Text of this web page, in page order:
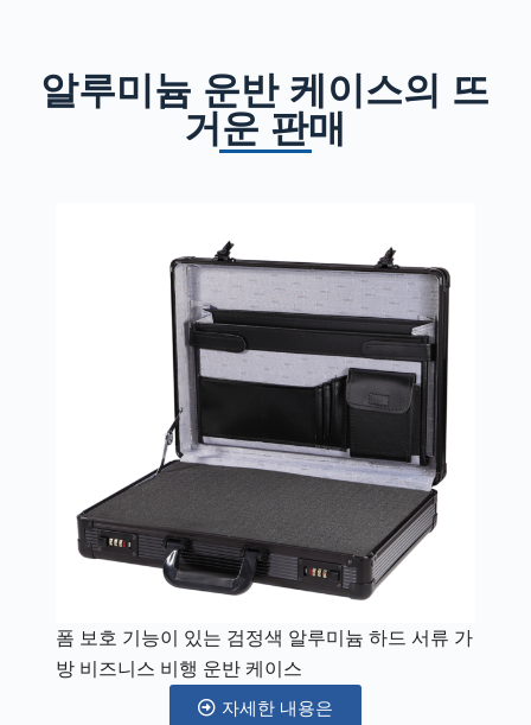
알루미늄 운반 케이스의 뜨
거운 판매
폼 보호 기능이 있는 검정색 알루미늄 하드 서류 가
방 비즈니스 비행 운반 케이스
자세한 내용은